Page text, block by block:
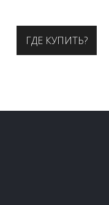
ГДЕ КУПИТЬ?